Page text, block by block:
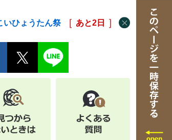
いひょうたん祭 あと2 日